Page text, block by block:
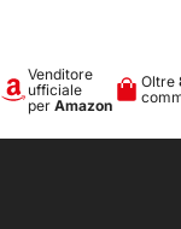
Venditore
ufficiale
per Amazon
Oltre